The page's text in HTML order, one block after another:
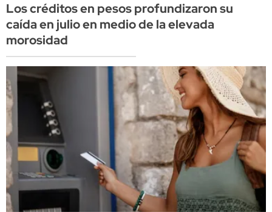
Los créditos en pesos profundizaron su
caída en julio en medio de la elevada
morosidad